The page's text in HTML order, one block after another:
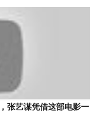
张艺谋凭借这部电影一